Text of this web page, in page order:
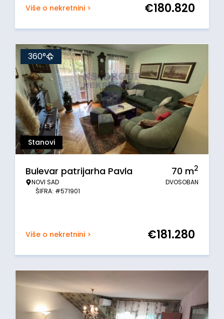
Više o nekretnini > €180.820
Stanovi
360°
Bulevar patrijarha Pavla
NOVI SAD
ŠIFRA: #571901
70 m2
DVOSOBAN
Više o nekretnini > €181.280